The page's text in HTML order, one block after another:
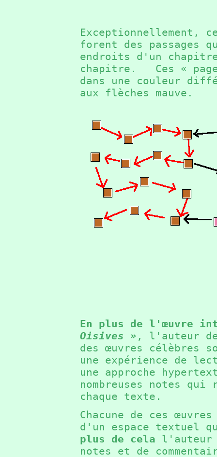
Exceptionnellement,
forent des passages
endroits d'un
chapitre. Ces «
dans une couleur
aux flèches mauve.
En plus de l'œuvre
Oisives » , l'auteur
des œuvres célèbres
une expérience de
une approche
nombreuses notes
chaque texte.
Chacune de ces
d'un espace textuel
plus de cela l'auteur
notes et de